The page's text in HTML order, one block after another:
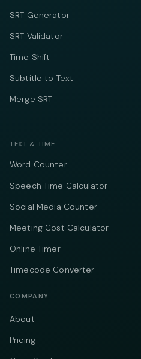
SRT Generator
SRT Validator
Time Shift
Subtitle to Text
Merge SRT
TEXT & TIME
Word Counter
Speech Time Calculator
Social Media Counter
Meeting Cost Calculator
Online Timer
Timecode Converter
COMPANY
About
Pricing